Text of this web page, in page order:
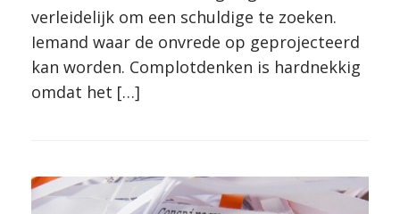
verleidelijk om een schuldige te zoeken.
Iemand waar de onvrede op geprojecteerd
kan worden. Complotdenken is hardnekkig
omdat het […]